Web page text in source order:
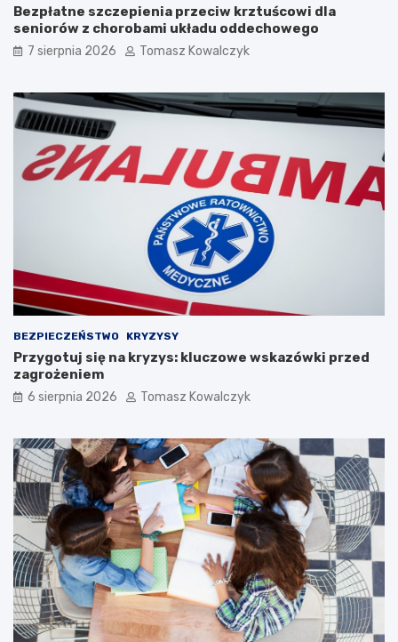
Bezpłatne szczepienia przeciw krztuścowi dla
seniorów z chorobami układu oddechowego
7 sierpnia 2026 Tomasz Kowalczyk
BEZPIECZEŃSTWO KRYZYSY
Przygotuj się na kryzys: kluczowe wskazówki przed
zagrożeniem
6 sierpnia 2026 Tomasz Kowalczyk